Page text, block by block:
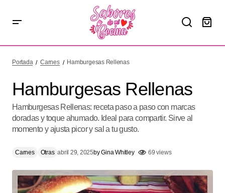
Portada Carnes Hamburgesas Rellenas
Hamburgesas Rellenas
Hamburgesas Rellenas: receta paso a paso con marcas
doradas y toque ahumado. Ideal para compartir. Sirve al
momento y ajusta picor y sal a tu gusto.
Carnes Otras abril 29, 2025byGina Whitley 69 views